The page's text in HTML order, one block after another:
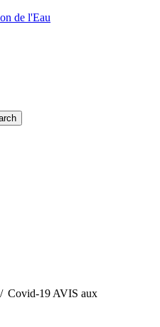
de l'Eau
/ Covid-19 AVIS aux